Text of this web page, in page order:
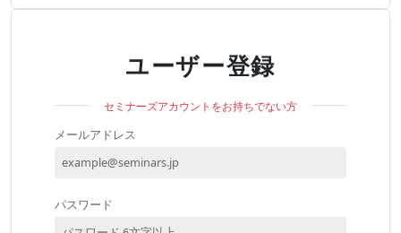
ユーザー登録
セミナーズアカウントをお持ちでない方
メールアドレス
パスワード